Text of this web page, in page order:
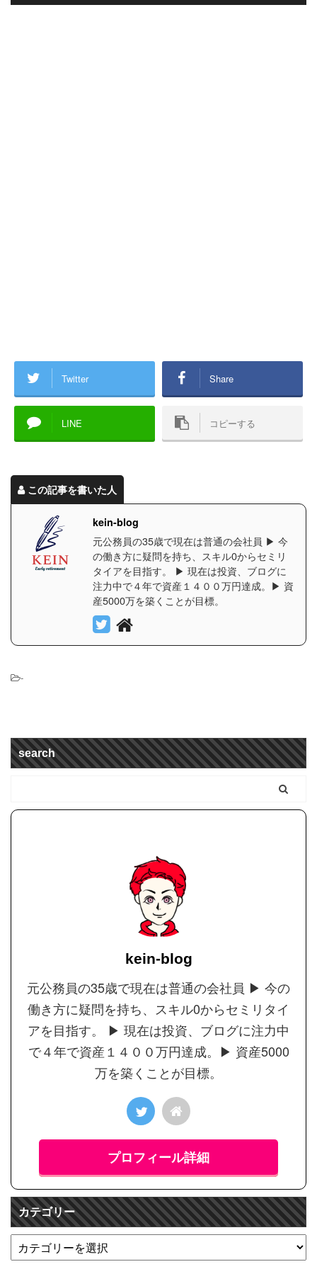
Twitter Share
LINE コピーする
この記事を書いた人
kein-blog
元公務員の35歳で現在は普通の会社員 ▶︎ 今
の働き方に疑問を持ち、スキル0からセミリ
タイアを目指す。 ▶︎ 現在は投資、ブログに
注力中で４年で資産１４００万円達成。▶︎ 資
産5000万を築くことが目標。
-
search
kein-blog
元公務員の35歳で現在は普通の会社員 ▶︎ 今の
働き方に疑問を持ち、スキル0からセミリタイ
アを目指す。 ▶︎ 現在は投資、ブログに注力中
で４年で資産１４００万円達成。▶︎ 資産5000
万を築くことが目標。
プロフィール詳細
カテゴリー